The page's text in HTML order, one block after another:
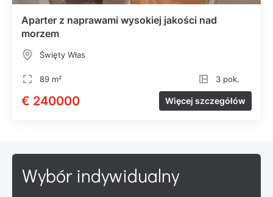
Aparter z naprawami wysokiej jakości nad
morzem
Święty Włas
89 m² 3 pok.
€ 240000 Więcej szczegółów
Wybór indywidualny